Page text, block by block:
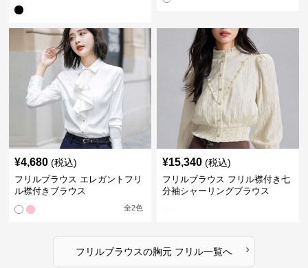
¥4,680 (税込)
フリルブラウス エレガントフリ
ル襟付きブラウス
全2色
¥15,340 (税込)
フリルブラウス フリル襟付き七
分袖シャーリングブラウス
フリルブラウスの胸元 フリル一覧へ ›